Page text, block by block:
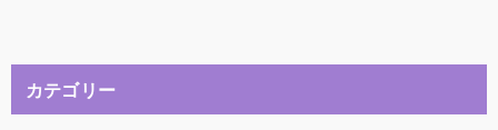
カテゴリー